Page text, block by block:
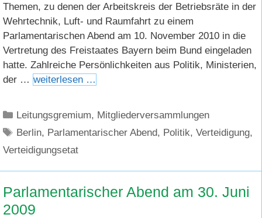
Themen, zu denen der Arbeitskreis der Betriebsräte in der
Wehrtechnik, Luft- und Raumfahrt zu einem
Parlamentarischen Abend am 10. November 2010 in die
Vertretung des Freistaates Bayern beim Bund eingeladen
hatte. Zahlreiche Persönlichkeiten aus Politik, Ministerien,
der … weiterlesen …
Kategorien
Leitungsgremium, Mitgliederversammlungen
Schlagwörter
Berlin, Parlamentarischer Abend, Politik,Verteidigung,
Verteidigungsetat
Parlamentarischer Abend am 30. Juni
2009